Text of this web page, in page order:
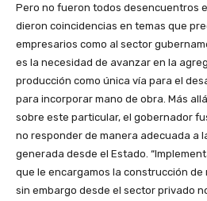
Pero no fueron todos desencuentros
dieron coincidencias en temas que
empresarios como al sector
es la necesidad de avanzar en la
producción como única vía para el
para incorporar mano de obra. Más
sobre este particular, el gobernador
no responder de manera adecuada a
generada desde el Estado.
que le encargamos la construcción de
sin embargo desde el sector privado